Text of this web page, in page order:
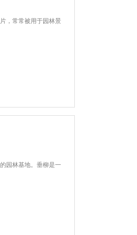
，常常被用于园林景
园林基地。垂柳是一